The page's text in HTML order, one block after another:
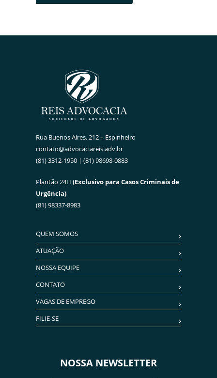
Rua Buenos Aires, 212 – Espinheiro
contato@advocaciareis.adv.br
(81) 3312-1950 | (81) 98698-0883
Plantão 24H (Exclusivo para Casos Criminais de
Urgência)
(81) 98337-8983
QUEM SOMOS
ATUAÇÃO
NOSSA EQUIPE
CONTATO
VAGAS DE EMPREGO
FILIE-SE
NOSSA NEWSLETTER